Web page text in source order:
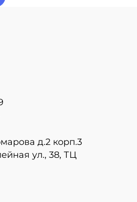
может незначительно
вашего монитора.
с учетом надувки гелием!
д.2 корп.3
ул., 38, ТЦ